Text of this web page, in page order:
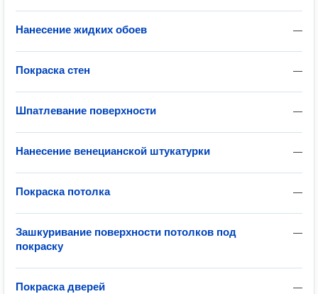
—
Нанесение жидких обоев
—
Покраска стен
—
Шпатлевание поверхности
—
Нанесение венецианской штукатурки
—
Покраска потолка
—
Зашкуривание поверхности потолков под
покраску
—
Покраска дверей